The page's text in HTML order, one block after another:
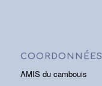
COORDONNÉES
AMIS du cambouis